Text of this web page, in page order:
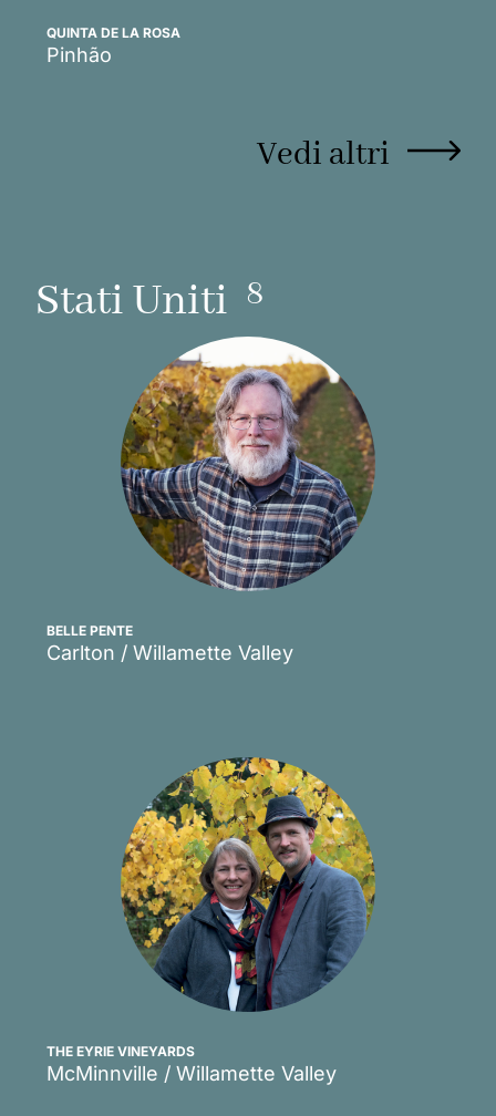
QUINTA DE LA ROSA
Pinhão
Vedi altri
Stati Uniti 8
BELLE PENTE
Carlton / Willamette Valley
Scopri
THE EYRIE VINEYARDS
McMinnville / Willamette Valley
Scopri